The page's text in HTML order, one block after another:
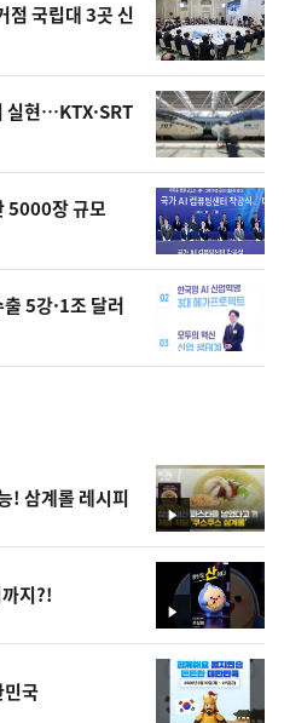
국립대 3곳 신
실현…KTX·SRT
5000장 규모
5강·1조 달러
영
상
! 삼계롤 레시피
영
상
지?!
국